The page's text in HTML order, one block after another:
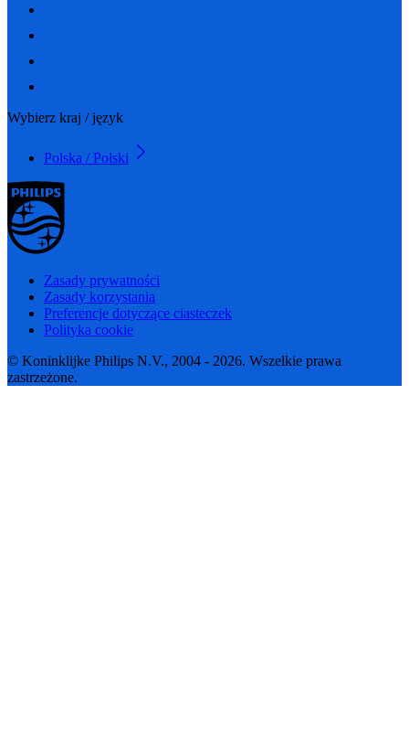
Wybierz kraj / język
Polska / Polski
Zasady prywatności
Zasady korzystania
Preferencje dotyczące ciasteczek
Polityka cookie
© Koninklijke Philips N.V., 2004 - 2026. Wszelkie prawa
zastrzeżone.